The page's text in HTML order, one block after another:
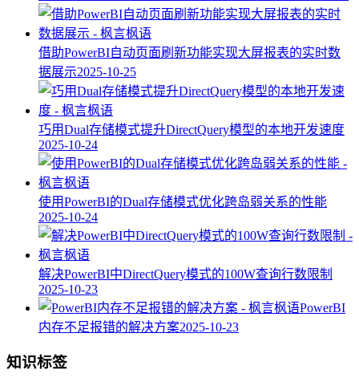
借助PowerBI自动页面刷新功能实现大屏报表的实时数
据展示2025-10-25
巧用Dual存储模式提升DirectQuery模型的本地开发速度
2025-10-24
使用PowerBI的Dual存储模式优化跨岛弱关系的性能
2025-10-24
解决PowerBI中DirectQuery模式的100W查询行数限制
2025-10-23
PowerBI
内存不足报错的解决方案2025-10-23
知识标签